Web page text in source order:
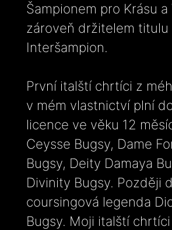
Šampionem pro Krásu a
zároveň držitelem titulu
Interšampion.
První italští chrtíci z
v mém vlastnictví plní
licence ve věku 12
Ceysse Bugsy, Dame
Bugsy, Deity Damaya
Divinity Bugsy. Později
coursingová legenda
Bugsy. Moji italští